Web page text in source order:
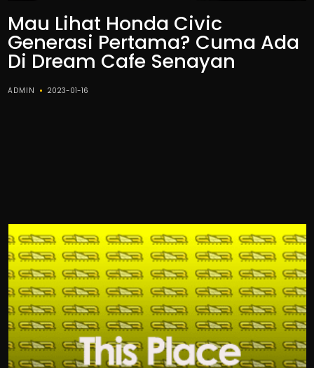
Mau Lihat Honda Civic
Generasi Pertama? Cuma Ada
Di Dream Cafe Senayan
ADMIN 2023-01-16